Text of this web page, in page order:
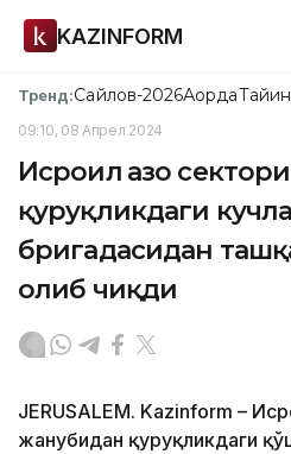
KAZINFORM
Тренд:Сайлов-2026Ақорда
09:10, 08 Апрел 2024
Исроил Ғазо
қуруқликдаги
бригадасидан
олиб чиқди
JERUSALEM. Kazinform –
жанубидан қуруқликдаги